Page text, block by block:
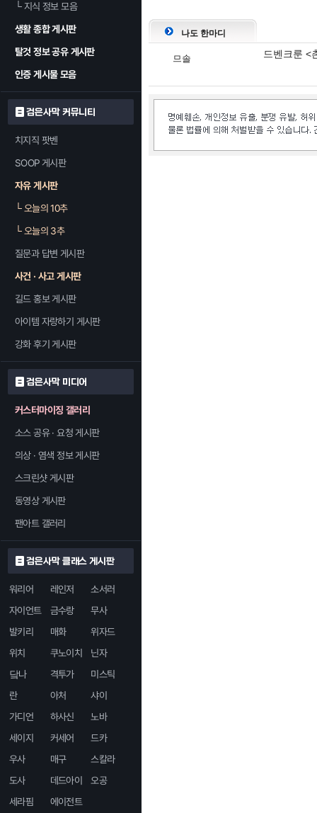
└지식 정보 모음
생활 종합 게시판
탈것 정보 공유 게시판
인증 게시물 모음
검은사막 커뮤니티
치지직 팟벤
SOOP 게시판
자유 게시판
└오늘의 10추
└오늘의 3추
질문과 답변 게시판
사건 · 사고 게시판
길드 홍보 게시판
아이템 자랑하기 게시판
강화 후기 게시판
검은사막 미디어
커스터마이징 갤러리
소스 공유 · 요청 게시판
의상 · 염색 정보 게시판
스크린샷 게시판
동영상 게시판
팬아트 갤러리
검은사막 클래스 게시판
워리어 레인저
소서러
자이언트
금수랑
무사
발키리
매화
위자드
위치
쿠노이치
닌자
닼나
격투가
미스틱
란
아처
샤이
가디언
하사신
노바
세이지
커세어
드카
우사
매구
스칼라
도사
데드아이
오공
세라핌
에이전트
나도 한마디
므솔 드벤크룬 <